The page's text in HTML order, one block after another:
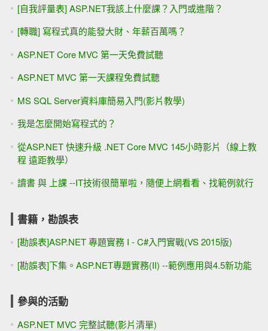
[自我評量表] ASP.NET我該上什麼課？入門或進階？
[轉職] 寫程式真的能發大財、年薪百萬嗎？
ASP.NET Core MVC 第一天免費試聽
ASP.NET MVC 第一天課程免費試聽
MS SQL Server資料庫簡易入門(影片教學)
我是怎麼開始寫程式的？
從ASP.NET 快速升級 .NET Core MVC 145小時影片（線上教
程 遠距教學）
讀書 與 上課 --IT技術很簡單啦，隨便上網看看、找範例就行
書籍，勘誤表
[勘誤表]ASP.NET 專題實務 I - C#入門實戰(VS 2015版)
[勘誤表]下集。ASP.NET專題實務(II) --範例應用與4.5新功能
參與的活動
ASP.NET MVC 完整試聽(影片清單)